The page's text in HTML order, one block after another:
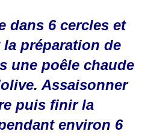
dans 6 cercles et
préparation de
une poêle chaude
Assaisonner
puis finir la
environ 6